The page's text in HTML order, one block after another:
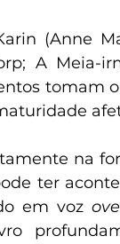
(Anne
A Meia-
tomam
na
ter
em voz